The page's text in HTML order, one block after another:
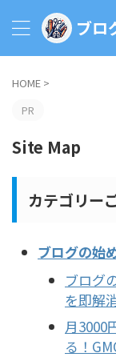
ブロ
HOME >
PR
Site Map
カテゴリー
ブログの始
ブログ
を即解
月3000
る！